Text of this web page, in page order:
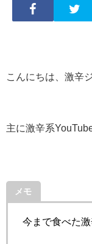
こんにちは、激辛
主に激辛系
メモ
今まで食べた